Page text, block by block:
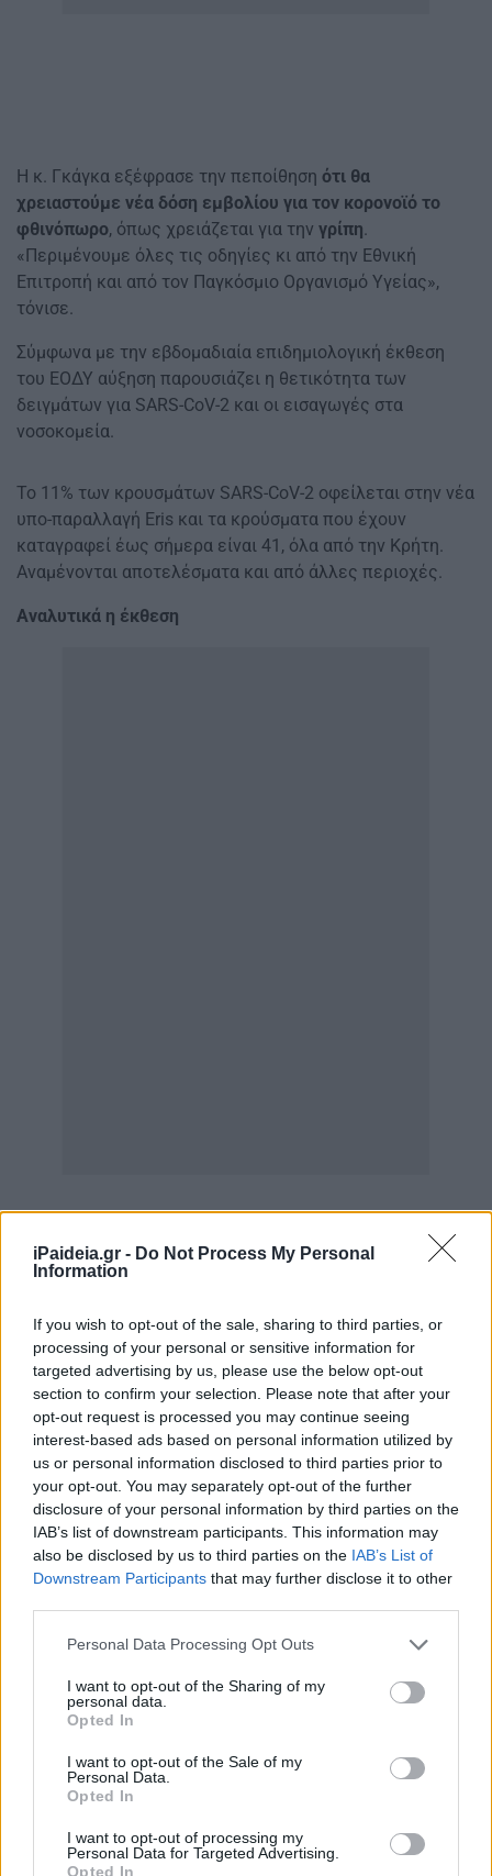
iPaideia.gr - Do Not Process My Personal
Information
If you wish to opt-out of the sale, sharing to third parties, or
processing of your personal or sensitive information for
targeted advertising by us, please use the below opt-out
section to confirm your selection. Please note that after your
opt-out request is processed you may continue seeing
interest-based ads based on personal information utilized by
us or personal information disclosed to third parties prior to
your opt-out. You may separately opt-out of the further
disclosure of your personal information by third parties on the
IAB’s list of downstream participants. This information may
also be disclosed by us to third parties on the IAB’s List of
Downstream Participants that may further disclose it to other
Please note that this website/app uses one or more Google
not limited to your visit or usage behaviour. You may click to
grant or deny consent to Google and its third-party tags to
use your data for below specified purposes in below Google
consent section.
Personal Data Processing Opt Outs
I want to opt-out of the Sharing of my
personal data.
Opted In
I want to opt-out of the Sale of my
Personal Data.
Opted In
I want to opt-out of processing my
Personal Data for Targeted Advertising.
Opted In
Η κ. Γκάγκα εξέφρασε την πεποίθηση ότι θα
χρειαστούμε νέα δόση εμβολίου για τον κορονοϊό το
φθινόπωρο, όπως χρειάζεται για την γρίπη.
«Περιμένουμε όλες τις οδηγίες κι από την Εθνική
Επιτροπή και από τον Παγκόσμιο Οργανισμό Υγείας»,
τόνισε.
Σύμφωνα με την εβδομαδιαία επιδημιολογική έκθεση
του ΕΟΔΥ αύξηση παρουσιάζει η θετικότητα των
δειγμάτων για SARS-CoV-2 και οι εισαγωγές στα
νοσοκομεία.
Το 11% των κρουσμάτων SARS-CoV-2 οφείλεται στην νέα
υπο-παραλλαγή Eris και τα κρούσματα που έχουν
καταγραφεί έως σήμερα είναι 41, όλα από την Κρήτη.
Αναμένονται αποτελέσματα και από άλλες περιοχές.
Αναλυτικά η έκθεση
Ιός SARS-CoV-2 – λοίμωξη COVID-19: Η θετικότητα στο
σύνολο των ελεγχθέντων δειγμάτων παρουσίασε
αύξηση σε σχέση με την προηγούμενη εβδομάδα. Ο
αριθμός των εισαγωγών για COVID-19 (n=469)
παρουσίασε αύξηση σε σχέση με την προηγούμενη
εβδομάδα και αύξηση 78% σε σχέση με τον μέσο
εβδομαδιαίο αριθμό νέων εισαγωγών κατά τις
προηγούμενες 4 εβδομάδες. Ο αριθμός των νέων
διασωληνώσεων (n=8) παρουσίασε μείωση σε σχέση με
την προηγούμενη εβδομάδα και αύξηση 33% σε σχέση με
ασθενών με λοίμωξη COVID-19 που νοσηλεύονται
διασωληνωμένοι είναι 18. Καταγράφηκαν 22 θάνατοι με
διάμεση ηλικία τα 86 έτη (εύρος 69-97 έτη).
παραλλαγή Eris
στελέχη ανήκαν στις υπο-παραλλαγές ΒΑ.2 και ΒΑ.5 της